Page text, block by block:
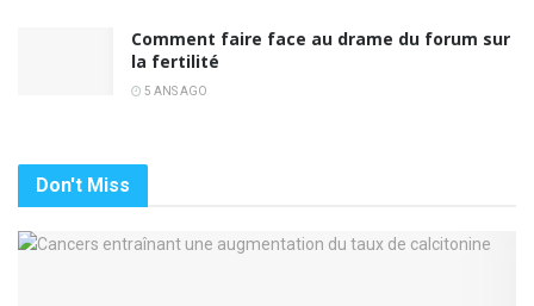
Comment faire face au drame du forum sur
la fertilité
5 ANS AGO
Don't Miss